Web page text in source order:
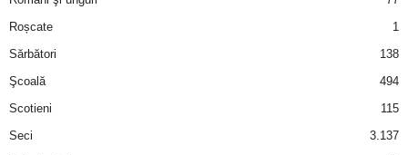
Roșcate
1
Sărbători
138
Şcoală
494
Scotieni
115
Seci
3.137